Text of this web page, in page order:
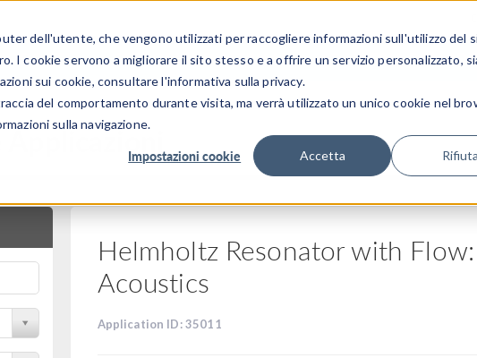
dell'utente, che vengono utilizzati per raccogliere informazioni sull'utilizzo del
I cookie servono a migliorare il sito stesso e a offrire un servizio personalizzato,
sui cookie, consultare l'informativa sulla privacy.
del comportamento durante visita, ma verrà utilizzato un unico cookie nel
sulla navigazione.
Impostazioni cookie Accetta Rifiuta
SETTORI INDUSTRIALI GALLERIA DEI
Helmholtz Resonator with
Acoustics
Application ID: 35011